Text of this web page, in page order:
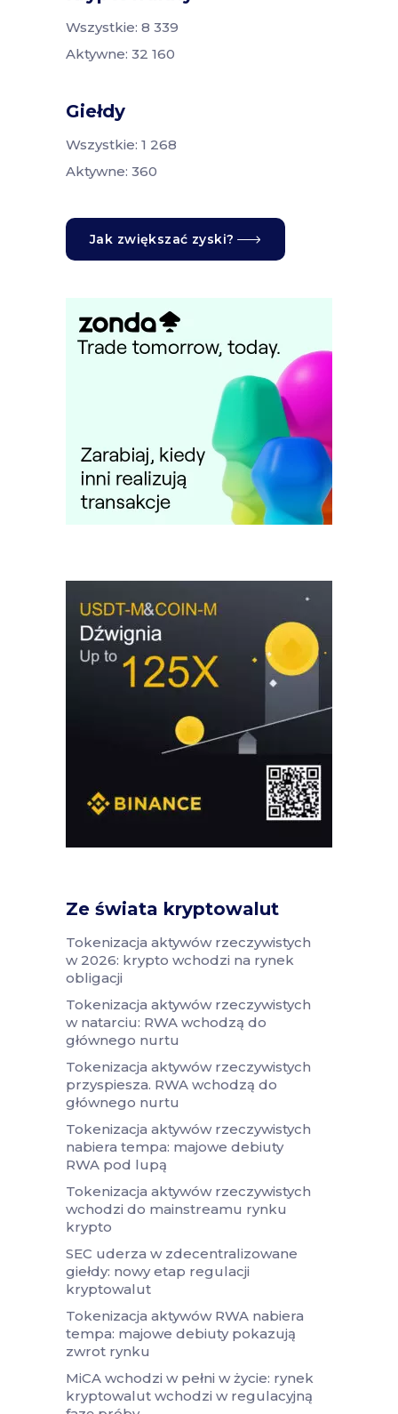
Wszystkie: 8 339
Aktywne: 32 160
Giełdy
Wszystkie: 1 268
Aktywne: 360
Jak zwiększać zyski?
Ze świata kryptowalut
Tokenizacja aktywów rzeczywistych
w 2026: krypto wchodzi na rynek
obligacji
Tokenizacja aktywów rzeczywistych
w natarciu: RWA wchodzą do
głównego nurtu
Tokenizacja aktywów rzeczywistych
przyspiesza. RWA wchodzą do
głównego nurtu
Tokenizacja aktywów rzeczywistych
nabiera tempa: majowe debiuty
RWA pod lupą
Tokenizacja aktywów rzeczywistych
wchodzi do mainstreamu rynku
krypto
SEC uderza w zdecentralizowane
giełdy: nowy etap regulacji
kryptowalut
Tokenizacja aktywów RWA nabiera
tempa: majowe debiuty pokazują
zwrot rynku
MiCA wchodzi w pełni w życie: rynek
kryptowalut wchodzi w regulacyjną